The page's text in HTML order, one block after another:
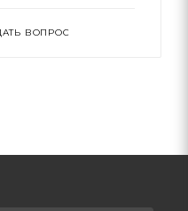
ВОПРОС